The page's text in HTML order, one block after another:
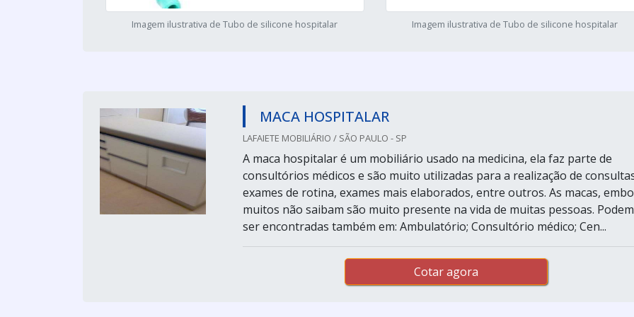
Imagem ilustrativa de Tubo de silicone hospitalar Imagem ilustrativa de Tubo de silicone hospitalar
MACA HOSPITALAR
LAFAIETE MOBILIÁRIO / SÃO PAULO - SP
A maca hospitalar é um mobiliário usado na medicina, ela faz parte de
consultórios médicos e são muito utilizadas para a realização de
exames de rotina, exames mais elaborados, entre outros. As macas,
muitos não saibam são muito presente na vida de muitas pessoas. Podem
ser encontradas também em: Ambulatório; Consultório médico; Cen...
Cotar agora